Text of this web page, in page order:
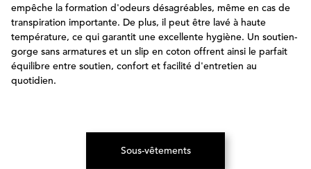
empêche la formation d'odeurs désagréables, même en cas de
transpiration importante. De plus, il peut être lavé à haute
température, ce qui garantit une excellente hygiène. Un soutien-
gorge sans armatures et un slip en coton offrent ainsi le parfait
équilibre entre soutien, confort et facilité d'entretien au
quotidien.
Sous-vêtements(S’ouvre dans un nouvel onglet)